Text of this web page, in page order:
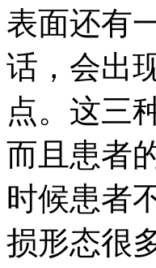
表面还有
话，会出
点。这三
而且患者
时候患者
损形态很